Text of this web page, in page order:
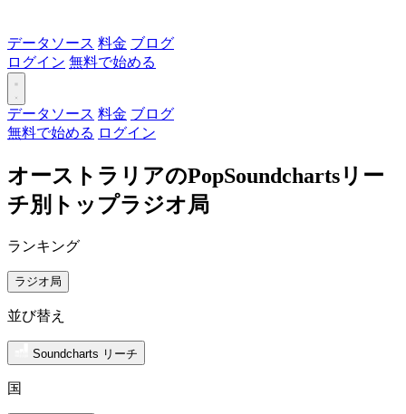
データソース 料金 ブログ
ログイン 無料で始める
データソース 料金 ブログ
無料で始める ログイン
オーストラリアのPopSoundchartsリー
チ別トップラジオ局
ランキング
ラジオ局
並び替え
Soundcharts リーチ
国